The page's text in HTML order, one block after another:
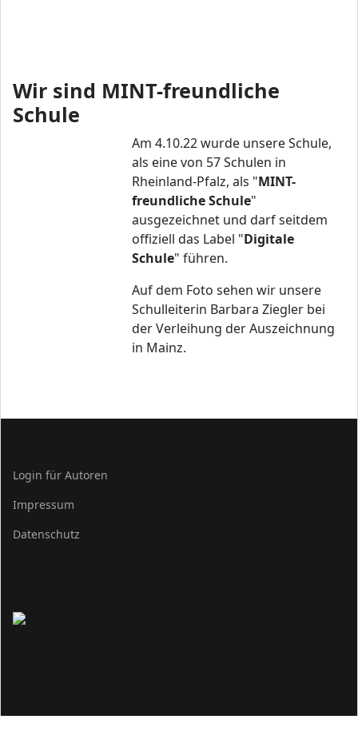
Wir sind MINT-freundliche
Schule
Am 4.10.22 wurde unsere Schule,
als eine von 57 Schulen in
Rheinland-Pfalz, als "MINT-
freundliche Schule"
ausgezeichnet und darf seitdem
offiziell das Label "Digitale
Schule" führen.
Auf dem Foto sehen wir unsere
Schulleiterin Barbara Ziegler bei
der Verleihung der Auszeichnung
in Mainz.
Login für Autoren
Impressum
Datenschutz